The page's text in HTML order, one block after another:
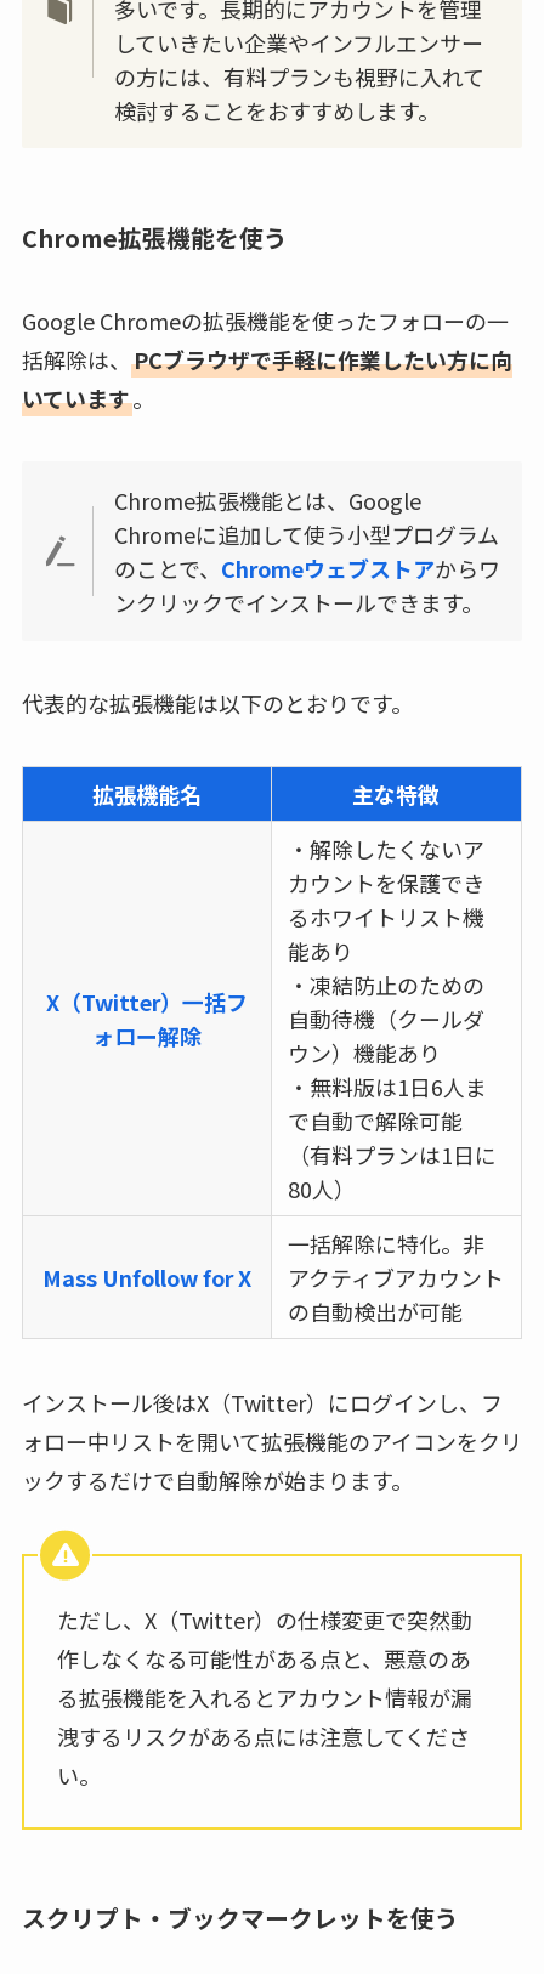
多いです。長期的にアカウントを管理
していきたい企業やインフルエンサー
の方には、有料プランも視野に入れて
検討することをおすすめします。
Chrome拡張機能を使う
Google Chromeの拡張機能を使ったフォローの一
括解除は、 PCブラウザで手軽に作業したい方に向
いています。
Chrome拡張機能とは、Google
Chromeに追加して使う小型プログラム
のことで、 Chromeウェブストアからワ
ンクリックでインストールできます。
代表的な拡張機能は以下のとおりです。
拡張機能名 主な特徴
X（Twitter）一括フ
ォロー解除
・解除したくないア
カウントを保護でき
るホワイトリスト機
能あり
・凍結防止のための
自動待機（クールダ
ウン）機能あり
・無料版は1日6人ま
で自動で解除可能
（有料プランは1日に
80人）
Mass Unfollow for X
一括解除に特化。非
アクティブアカウント
の自動検出が可能
インストール後はX（Twitter）にログインし、フ
ォロー中リストを開いて拡張機能のアイコンをクリ
ックするだけで自動解除が始まります。
ただし、X（Twitter）の仕様変更で突然動
作しなくなる可能性がある点と、悪意のあ
る拡張機能を入れるとアカウント情報が漏
洩するリスクがある点には注意してくださ
い。
スクリプト・ブックマークレットを使う